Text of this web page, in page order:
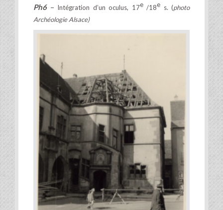
Ph6– Intégration d’un oculus, 17e/18e s. (photo
Archéologie Alsace)